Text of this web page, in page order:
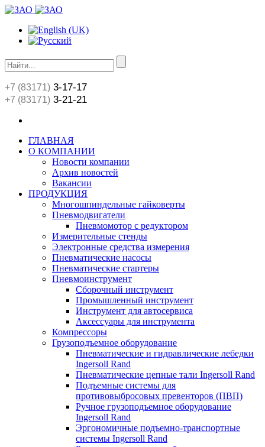
+7 (83171) 3-17-17
+7 (83171) 3-21-21
ГЛАВНАЯ
О КОМПАНИИ
Новости компании
Архив новостей
Вакансии
ПРОДУКЦИЯ
Многошпиндельные гайковерты
Пневмодвигатели
Пневмомотор с редуктором
Измерительные стенды
Электронные средства измерения
Пневматические насосы
Пневматические стартеры
Пневмоинструмент
Сборочный инструмент
Промышленный инструмент
Инструмент для автосервиса
Аксессуары для инструмента
Компрессоры
Грузоподъемное оборудование
Пневматические и гидравлические лебедки
Ingersoll Rand
Пневматические цепные тали Ingersoll Rand
Подъемные системы для
противовыбросовых превенторов (ПВП)
Ручное грузоподъемное оборудование
Ingersoll Rand
Эргономичные подъемно-транспортные
системы Ingersoll Rand